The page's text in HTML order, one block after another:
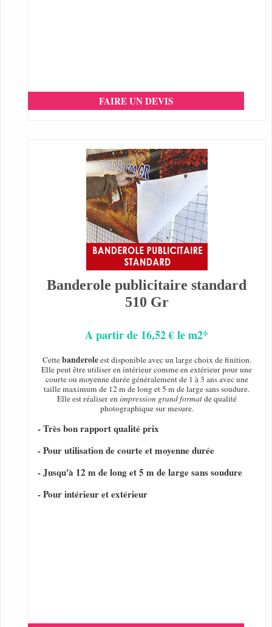
FAIRE UN DEVIS
Banderole publicitaire standard
510 Gr
A partir de 16,52 € le m2*
Cettebanderoleest disponible avec un large choix de finition.
Elle peut être utiliser en intérieur comme en extérieur pour une
courte ou moyenne durée généralement de 1 à 3 ans avec une
taille maximum de 12 m de long et 5 m de large sans soudure.
Elle est réaliser enimpression grand formatde qualité
photographique sur mesure.
- Très bon rapport qualité prix
- Pour utilisation de courte et moyenne durée
- Jusqu'à 12 m de long et 5 m de large sans soudure
- Pour intérieur et extérieur